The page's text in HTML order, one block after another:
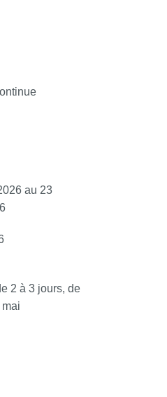
au 23
2 à 3 jours, de